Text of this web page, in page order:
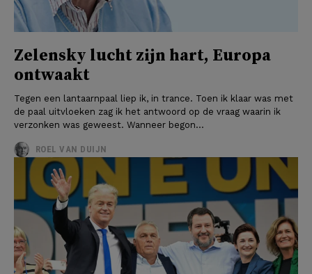
Zelensky lucht zijn hart, Europa
ontwaakt
Tegen een lantaarnpaal liep ik, in trance. Toen ik klaar was met
de paal uitvloeken zag ik het antwoord op de vraag waarin ik
verzonken was geweest. Wanneer begon...
ROEL VAN DUIJN